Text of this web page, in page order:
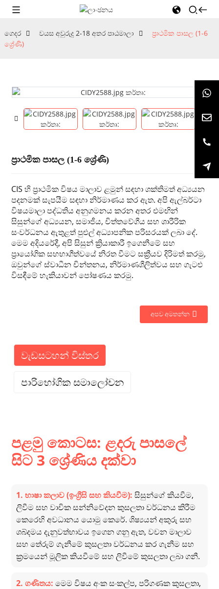
ගෙදර වයස අවුරුදු 2-18 අතර පාඨමාලා
ප්‍රාථමික පාසල (1-6
ශ්‍රේණි)
ප්‍රාථමික පාසල (1-6 ශ්‍රේණි)
CIS හි ප්‍රාථමික විෂය මාලාව ළමුන් සඳහා ශක්තිමත් අධ්‍යයන
පදනමක් සැපයීම සඳහා නිර්මාණය කර ඇත. අපි ඇල්බර්ටා
විෂයමාලා පද්ධතිය අනුගමනය කරන අතර එමඟින්
සිසුන්ගේ අධ්‍යයන, සමාජීය, චිත්තවේගීය සහ ශාරීරික
සංවර්ධනය ඇතුළත් පුළුල් අධ්‍යාපනික පරිසරයක් ලබා දේ.
මෙම අදියරේදී, අපි සිසුන් ක්‍රියාකාරී ඉගෙනීමේ සහ
ප්‍රායෝගික සහභාගීත්වයේ නිරත වීමට සක්‍රීයව දිරිමත් කරමු,
ඔවුන්ගේ ස්වාධීන චින්තනය, නිර්මාණශීලිත්වය සහ ගැටළු
විසඳීමේ හැකියාවන් පෝෂණය කරමු.
අපව අමතන්න
වැඩසටහන් විස්තර
පාරිභෝගික සමාලෝචන
පළමු කොටස: ළදරු පාසලේ
සිට 3 ශ්‍රේණිය දක්වා
1. භාෂා කලාව (ඉංග්‍රීසි සහ කියවීම): සිසුන්ගේ කියවීම,
ලිවීම සහ වාචික සන්නිවේදන කුසලතා වර්ධනය කිරීම
කෙරෙහි අවධානය යොමු කෙරේ. ශිෂ්‍යයන් අකුරු සහ
ශබ්දමය දැනුවත්භාවය ඉගෙන ගනු ඇත, වචන මාලාව
සහ තේරුම් ගැනීමේ කුසලතා වර්ධනය කර ගැනීම සහ
ක්‍රමයෙන් මූලික කියවීමේ සහ ලිවීමේ කුසලතා ලබා ගනී.
2. ගණිතය: මෙම විෂය අංක සංකල්ප, පරිගණක කුසලතා,